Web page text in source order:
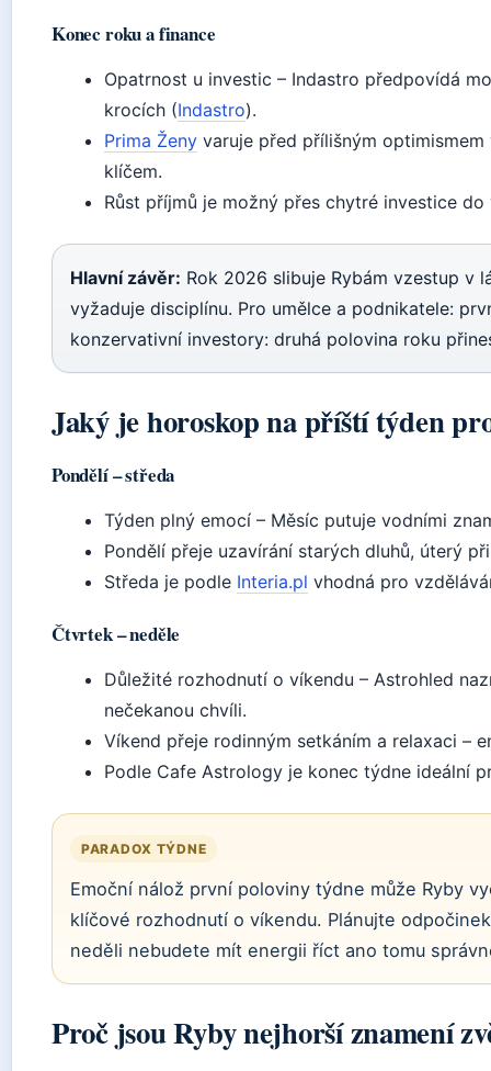
Konec roku a finance
Opatrnost u investic – Indastro předpovídá
krocích (Indastro).
Prima Ženy varuje před přílišným
klíčem.
Růst příjmů je možný přes chytré investice
Hlavní závěr: Rok 2026 slibuje Rybám vzestup v
vyžaduje disciplínu. Pro umělce a podnikatele:
konzervativní investory: druhá polovina roku
Jaký je horoskop na příští týden
Pondělí – středa
Týden plný emocí – Měsíc putuje vodními
Pondělí přeje uzavírání starých dluhů, úterý
Středa je podle Interia.pl vhodná pro
Čtvrtek – neděle
Důležité rozhodnutí o víkendu – Astrohled
nečekanou chvíli.
Víkend přeje rodinným setkáním a relaxaci –
Podle Cafe Astrology je konec týdne ideální
PARADOX TÝDNE
Emoční nálož první poloviny týdne může Ryby
klíčové rozhodnutí o víkendu. Plánujte
neděli nebudete mít energii říct ano tomu
Proč jsou Ryby nejhorší znamení